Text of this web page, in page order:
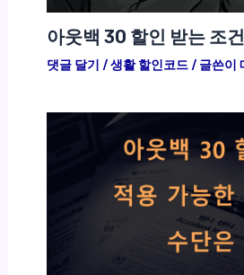
아웃백 30 할인 받는 조
댓글 달기 /생활 할인코드/ 글쓴이